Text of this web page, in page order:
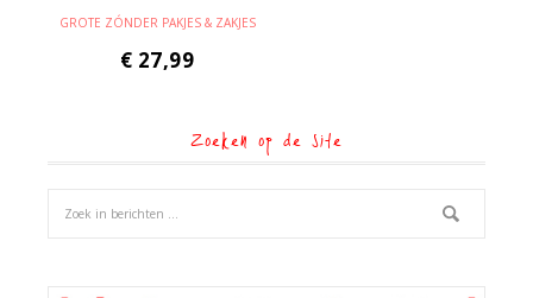
GROTE ZÓNDER PAKJES & ZAKJES
€ 27,99
Zoeken op de site